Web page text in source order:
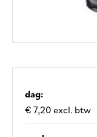
dag:
€ 7,20 excl. btw